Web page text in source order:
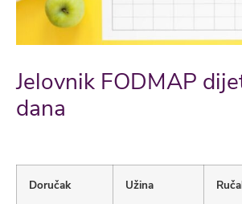
Jelovnik FODMAP
dana
Doručak Užina